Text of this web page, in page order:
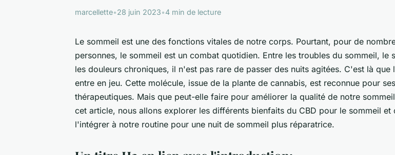
marcellette•28 juin 2023•4 min de lecture
Le sommeil est une des fonctions vitales de notre corps. Pourtant, pour de
personnes, le sommeil est un combat quotidien. Entre les troubles du sommeil, le
les douleurs chroniques, il n'est pas rare de passer des nuits agitées. C'est là que
entre en jeu. Cette molécule, issue de la plante de cannabis, est reconnue pour
thérapeutiques. Mais que peut-elle faire pour améliorer la qualité de notre
cet article, nous allons explorer les différents bienfaits du CBD pour le sommeil et
l'intégrer à notre routine pour une nuit de sommeil plus réparatrice.